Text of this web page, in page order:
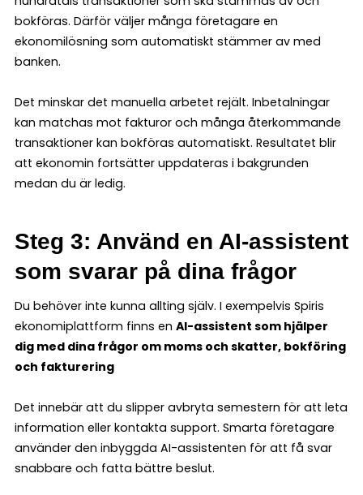
bokföras. Därför väljer många företagare en
ekonomilösning som automatiskt stämmer av med
banken.
Det minskar det manuella arbetet rejält. Inbetalningar
kan matchas mot fakturor och många återkommande
transaktioner kan bokföras automatiskt. Resultatet blir
att ekonomin fortsätter uppdateras i bakgrunden
medan du är ledig.
Steg 3: Använd en AI-assistent
som svarar på dina frågor
Du behöver inte kunna allting själv. I exempelvis Spiris
ekonomiplattform finns en AI-assistent som hjälper
dig med dina frågor om moms och skatter, bokföring
och fakturering
Det innebär att du slipper avbryta semestern för att leta
information eller kontakta support. Smarta företagare
använder den inbyggda AI-assistenten för att få svar
snabbare och fatta bättre beslut.